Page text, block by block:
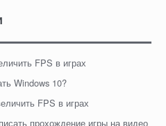
FPS в играх
Windows 10?
FPS в играх
прохождение игры на видео